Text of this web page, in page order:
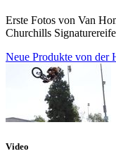
Erste Fotos von Van
Churchills
Neue Produkte von der
Video